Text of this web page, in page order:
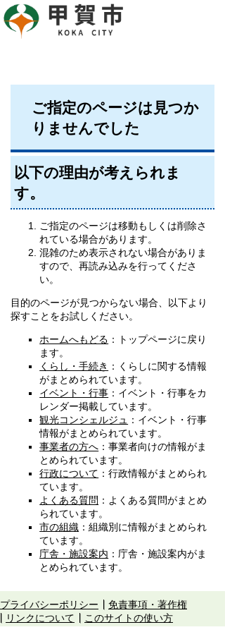
ご指定のページは見つか
りませんでした
以下の理由が考えられま
す。
ご指定のページは移動もしくは削除さ
れている場合があります。
混雑のため表示されない場合がありま
すので、再読み込みを行ってくださ
い。
目的のページが見つからない場合、以下より
探すことをお試しください。
ホームへもどる ：トップページに戻り
ます。
くらし・手続き ：くらしに関する情報
がまとめられています。
イベント・行事 ：イベント・行事をカ
レンダー掲載しています。
観光コンシェルジュ ：イベント・行事
情報がまとめられています。
事業者の方へ ：事業者向けの情報がま
とめられています。
行政について ：行政情報がまとめられ
ています。
よくある質問 ：よくある質問がまとめ
られています。
市の組織 ：組織別に情報がまとめられ
ています。
庁舎・施設案内 ：庁舎・施設案内がま
とめられています。
プライバシーポリシー
免責事項・著作権
リンクについて
このサイトの使い方